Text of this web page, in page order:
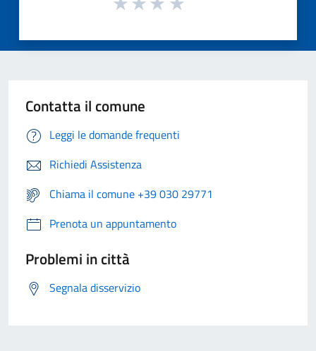
Contatta il comune
Leggi le domande frequenti
Richiedi Assistenza
Chiama il comune +39 030 29771
Prenota un appuntamento
Problemi in città
Segnala disservizio